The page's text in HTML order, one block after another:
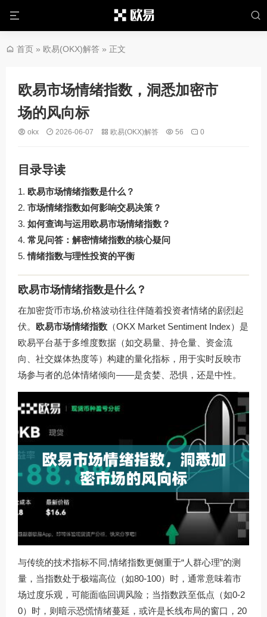
首页 » 欧易(OKX)解答 » 正文
欧易市场情绪指数，洞悉加密市
场的风向标
okx 2026-06-07 欧易(OKX)解答 56 0
目录导读
欧易市场情绪指数是什么？
市场情绪指数如何影响交易决策？
如何查询与运用欧易市场情绪指数？
常见问答：解密情绪指数的核心疑问
情绪指数与理性投资的平衡
欧易市场情绪指数是什么？
在加密货币市场,价格波动往往伴随着投资者情绪的剧烈起
伏。 欧易市场情绪指数 （OKX Market Sentiment Index）是
欧易平台基于多维度数据（如交易量、持仓量、资金流
向、社交媒体热度等）构建的量化指标，用于实时反映市
场参与者的总体情绪倾向——是贪婪、恐惧，还是中性。
与传统的技术指标不同,情绪指数更侧重于“人群心理”的测
量，当指数处于极端高位（如80-100）时，通常意味着市
场过度乐观，可能面临回调风险；当指数跌至低点（如0-2
0）时，则暗示恐慌情绪蔓延，或许是长线布局的窗口，20